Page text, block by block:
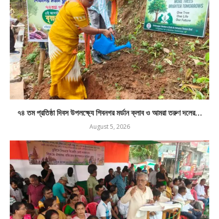
৭৪ তম প্রতিষ্ঠা দিবস উপলক্ষ্যে শিবনগর মর্ডান ক্লাব ও আমরা তরুণ দলের...
August 5, 2026